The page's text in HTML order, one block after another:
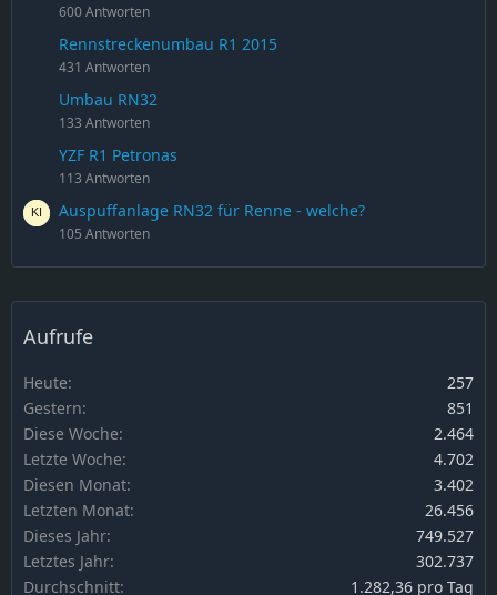
600 Antworten
Rennstreckenumbau R1 2015
431 Antworten
Umbau RN32
133 Antworten
YZF R1 Petronas
113 Antworten
Auspuffanlage RN32 für Renne - welche?
105 Antworten
Aufrufe
Heute
257
Gestern
851
Diese Woche
2.464
Letzte Woche
4.702
Diesen Monat
3.402
Letzten Monat
26.456
Dieses Jahr
749.527
Letztes Jahr
302.737
Durchschnitt
1.282,36 pro Tag